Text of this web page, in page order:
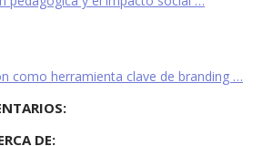
como herramienta clave de branding …
DE: